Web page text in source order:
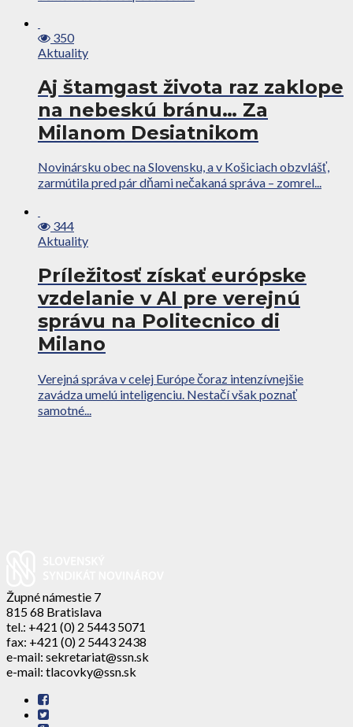
350
Aktuality
Aj štamgast života raz zaklope
na nebeskú bránu… Za
Milanom Desiatnikom
Novinársku obec na Slovensku, a v Košiciach obzvlášť,
zarmútila pred pár dňami nečakaná správa – zomrel...
344
Aktuality
Príležitosť získať európske
vzdelanie v AI pre verejnú
správu na Politecnico di
Milano
Verejná správa v celej Európe čoraz intenzívnejšie
zavádza umelú inteligenciu. Nestačí však poznať
samotné...
Župné námestie 7
815 68 Bratislava
tel.: +421 (0) 2 5443 5071
fax: +421 (0) 2 5443 2438
e-mail: sekretariat@ssn.sk
e-mail: tlacovky@ssn.sk